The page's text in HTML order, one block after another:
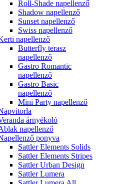
Roll-Shade napellenző
Shadow napellenző
Sunset napellenző
Swiss napellenző
napellenző
Butterfly terasz
napellenző
Gastro Romantic
napellenző
Gastro Basic
napellenző
Mini Party napellenző
árnyékoló
napellenző
ponyva
Sattler Elements Solids
Sattler Elements Stripes
Sattler Urban Design
Sattler Lumera